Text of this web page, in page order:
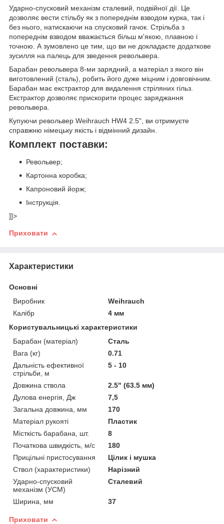
Ударно-спусковий механізм сталевий, подвійної дії. Це
дозволяє вести стільбу як з попереднім взводом курка, так і
без нього, натискаючи на спусковий гачок. Стрільба з
попереднім взводом вважається більш м'якою, плавною і
точною. А зумовлено це тим, що ви не докладаєте додаткове
зусилля на палець для зведення револьвера.
Барабан револьвера 8-ми зарядний, а матеріал з якого він
виготовлений (сталь), робить його дуже міцним і довговічним.
Барабан має екстрактор для видалення стріляних гільз.
Екстрактор дозволяє прискорити процес заряджання
револьвера.
Купуючи револьвер Weihrauch HW4 2.5", ви отримуєте
справжню німецьку якість і відмінний дизайн.
Комплект поставки:
Револьвер;
Картонна коробка;
Капроновий йорж;
Інструкція.
]]>
Приховати
Характеристики
Основні
Виробник
Weihrauch
Калібр
4 мм
Користувальницькі характеристики
Барабан (матеріал)
Сталь
Вага (кг)
0.71
Дальність ефективної
стрільби, м
5 - 10
Довжина ствола
2.5" (63.5 мм)
Дулова енергія, Дж
7,5
Загальна довжина, мм
170
Матеріал рукояті
Пластик
Місткість барабана, шт.
8
Початкова швидкість, м/с
180
Прицільні пристосування
Цілик і мушка
Ствол (характеристики)
Нарізний
Ударно-спусковий
механізм (УСМ)
Сталевий
Ширина, мм 37
Приховати